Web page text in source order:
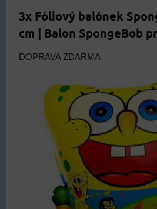
3x Fóliový balónek
cm | Balon SpongeBob
DOPRAVA ZDARMA